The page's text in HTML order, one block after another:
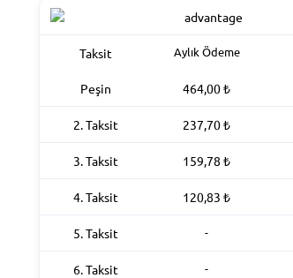
Taksit Aylık Ödeme
Peşin 464,00₺
2. Taksit 237,70₺
3. Taksit 159,78₺
4. Taksit 120,83₺
5. Taksit -
6. Taksit -